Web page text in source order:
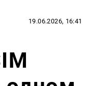
19.06.2026, 16:41